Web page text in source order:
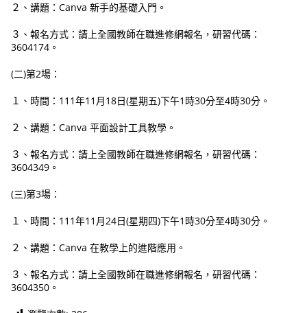
２、講題：Canva 新手的基礎入門。
３、報名方式：請上全國教師在職進修網報名，研習代碼：
3604174。
(二)第2場：
１、時間：111年11月18日(星期五)下午1時30分至4時30分。
２、講題：Canva 平面設計工具教學。
３、報名方式：請上全國教師在職進修網報名，研習代碼：
3604349。
(三)第3場：
１、時間：111年11月24日(星期四)下午1時30分至4時30分。
２、講題：Canva 在教學上的進階應用。
３、報名方式：請上全國教師在職進修網報名，研習代碼：
3604350。